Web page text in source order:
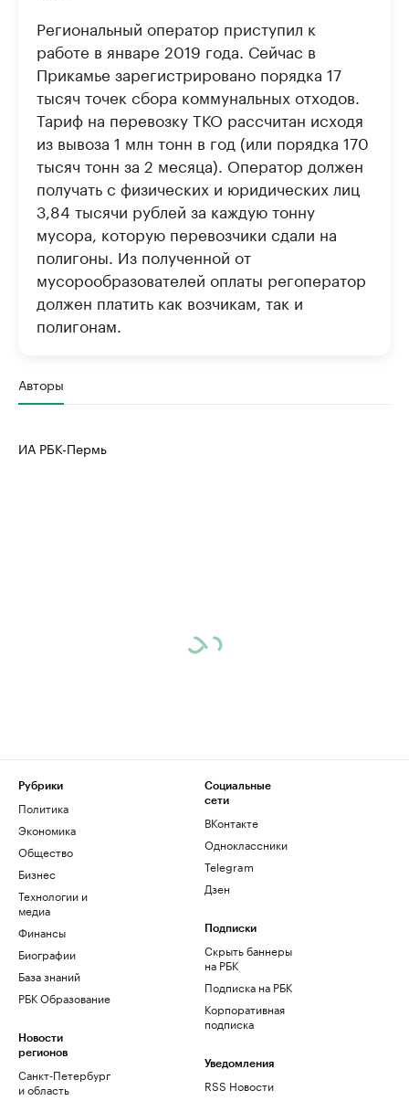
Региональный оператор приступил к
работе в январе 2019 года. Сейчас в
Прикамье зарегистрировано порядка 17
тысяч точек сбора коммунальных отходов.
Тариф на перевозку ТКО рассчитан исходя
из вывоза 1 млн тонн в год (или порядка 170
тысяч тонн за 2 месяца). Оператор должен
получать с физических и юридических лиц
3,84 тысячи рублей за каждую тонну
мусора, которую перевозчики сдали на
полигоны. Из полученной от
мусорообразователей оплаты регоператор
должен платить как возчикам, так и
полигонам.
Авторы
ИА РБК-Пермь
Рубрики
Политика
Экономика
Общество
Бизнес
Технологии и
медиа
Финансы
Биографии
База знаний
РБК Образование
Новости
регионов
Санкт-Петербург
и область
Социальные
сети
ВКонтакте
Одноклассники
Telegram
Дзен
Подписки
Скрыть баннеры
на РБК
Подписка на РБК
Корпоративная
подписка
Уведомления
RSS Новости